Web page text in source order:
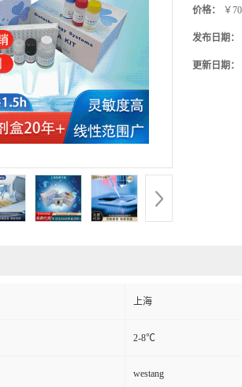
价格： ￥
发布日期：
更新日期：
上海
2-8℃
westang